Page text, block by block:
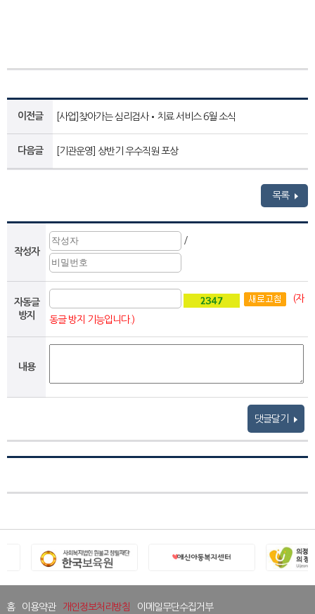
이전글 [사업]찾아가는 심리검사•치료 서비스 6월 소식
다음글 [기관운영] 상반기 우수직원 포상
목록
작성자
/
자동글
방지
(자
동글 방지 기능입니다.)
내용
댓글달기
홈 이용약관 개인정보처리방침 이메일무단수집거부